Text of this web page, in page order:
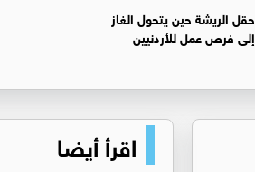
حقل الريشة حين يتحول الغاز
إلى فرص عمل للأردنيين
اقرأ أيضا